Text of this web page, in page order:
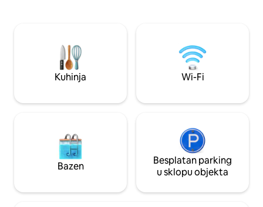
Ostanite jednu noć ili cijelu sezonu.
putnike koji traže
otoku uz sadržaje
inspirirane
Kuhinja Wi-Fi
Bazen
Besplatan parking
u sklopu objekta